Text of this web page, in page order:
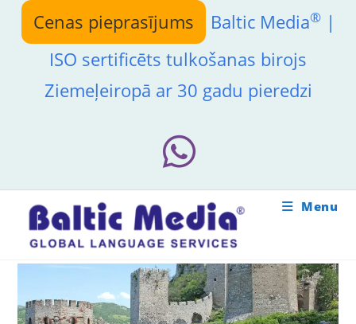
content
Cenas pieprasījums Baltic Media®|
ISO sertificēts tulkošanas birojs
Ziemeļeiropā ar 30 gadu pieredzi
Menu